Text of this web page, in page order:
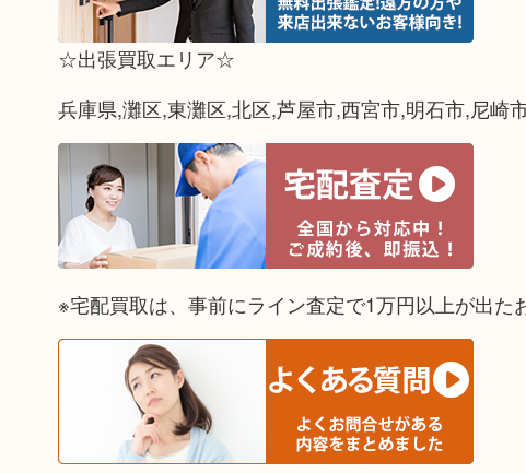
☆出張買取エリア☆
兵庫県,灘区,東灘区,北区,芦屋市,西宮市,明石市,尼崎
※宅配買取は、事前にライン査定で1万円以上が出た